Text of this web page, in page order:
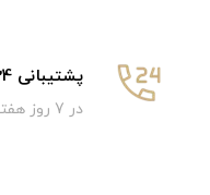
پشتیبانی 24 ساعته
در 7 روز هفته